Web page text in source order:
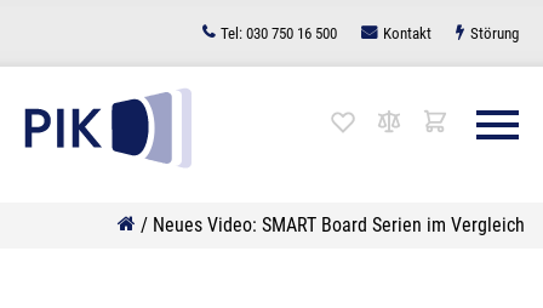
springen
Tel: 030 750 16 500 Kontakt Störung
/ Neues Video: SMART Board Serien im Vergleich